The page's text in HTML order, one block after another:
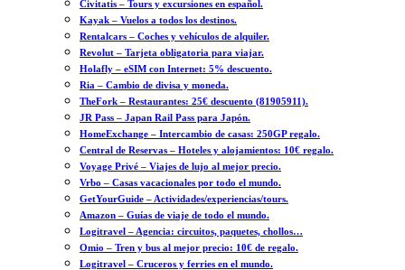
Civitatis – Tours y excursiones en español.
Kayak – Vuelos a todos los destinos.
Rentalcars – Coches y vehículos de alquiler.
Revolut – Tarjeta obligatoria para viajar.
Holafly – eSIM con Internet: 5% descuento.
Ria – Cambio de divisa y moneda.
TheFork – Restaurantes: 25€ descuento (81905911).
JR Pass – Japan Rail Pass para Japón.
HomeExchange – Intercambio de casas: 250GP regalo.
Central de Reservas – Hoteles y alojamientos: 10€ regalo.
Voyage Privé – Viajes de lujo al mejor precio.
Vrbo – Casas vacacionales por todo el mundo.
GetYourGuide – Actividades/experiencias/tours.
Amazon – Guías de viaje de todo el mundo.
Logitravel – Agencia: circuitos, paquetes, chollos…
Omio – Tren y bus al mejor precio: 10€ de regalo.
Logitravel – Cruceros y ferries en el mundo.